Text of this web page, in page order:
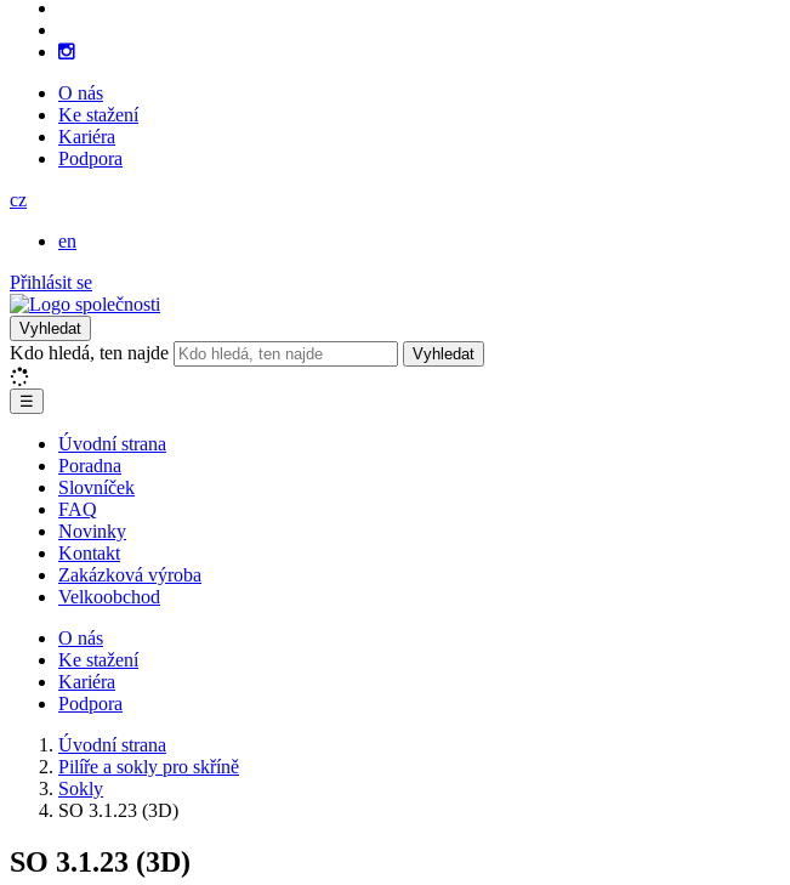
O nás
Ke stažení
Kariéra
Podpora
cz
en
Přihlásit se
Vyhledat
Kdo hledá, ten najde Vyhledat
☰
Úvodní strana
Poradna
Slovníček
FAQ
Novinky
Kontakt
Zakázková výroba
Velkoobchod
O nás
Ke stažení
Kariéra
Podpora
Úvodní strana
Pilíře a sokly pro skříně
Sokly
SO 3.1.23 (3D)
SO 3.1.23 (3D)